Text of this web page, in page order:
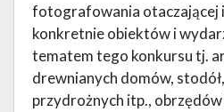
fotografowania otaczającej
konkretnie obiektów i
tematem tego konkursu tj.
drewnianych domów,
przydrożnych itp.,